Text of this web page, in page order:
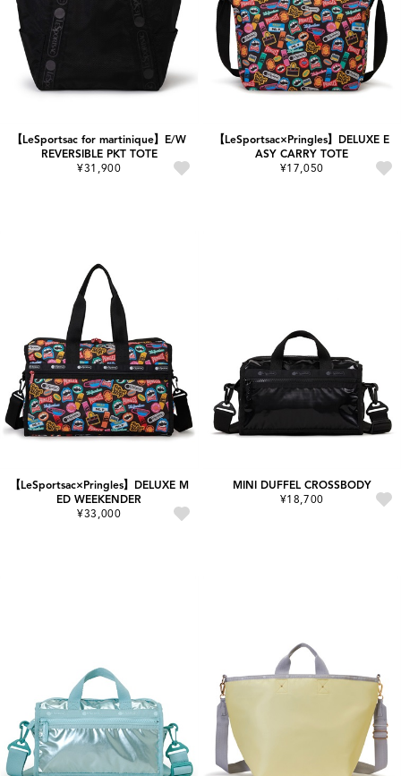
【LeSportsac for martinique】E/W
REVERSIBLE PKT TOTE
¥31,900
【LeSportsac×Pringles】DELUXE E
ASY CARRY TOTE
¥17,050
【LeSportsac×Pringles】DELUXE M
ED WEEKENDER
¥33,000
MINI DUFFEL CROSSBODY
¥18,700